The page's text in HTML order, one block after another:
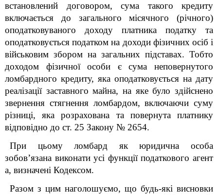
встановлений договором, сума такого кредиту
включається до загального місячного (річного)
оподатковуваного доходу платника податку та
оподатковується податком на доходи фізичних осіб і
військовим збором на загальних підставах. Тобто
доходом фізичної особи є сума неповернутого
ломбардного кредиту, яка оподатковується на дату
реалізації заставного майна, на яке було здійснено
звернення стягнення ломбардом, включаючи суму
різниці, яка розрахована та повернута платнику
відповідно до ст. 25 Закону № 2654.
При цьому ломбард як юридична особа
зобов’язана виконати усі функції податкового агент
а, визначені Кодексом.
Разом з цим наголошуємо, що будь-які висновки